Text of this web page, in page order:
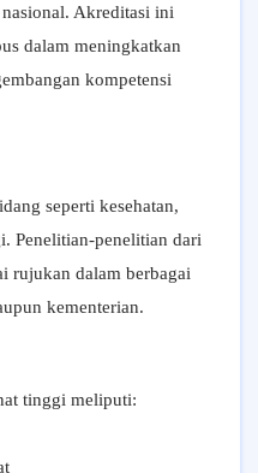
Akreditasi ini
dalam meningkatkan
kompetensi
seperti kesehatan,
Penelitian-penelitian dari
rujukan dalam berbagai
kementerian.
tinggi meliputi: